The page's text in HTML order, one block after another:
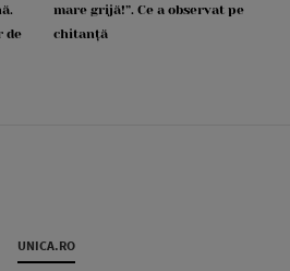
de
mare grijă!”. Ce a observat pe
chitanță
UNICA.RO